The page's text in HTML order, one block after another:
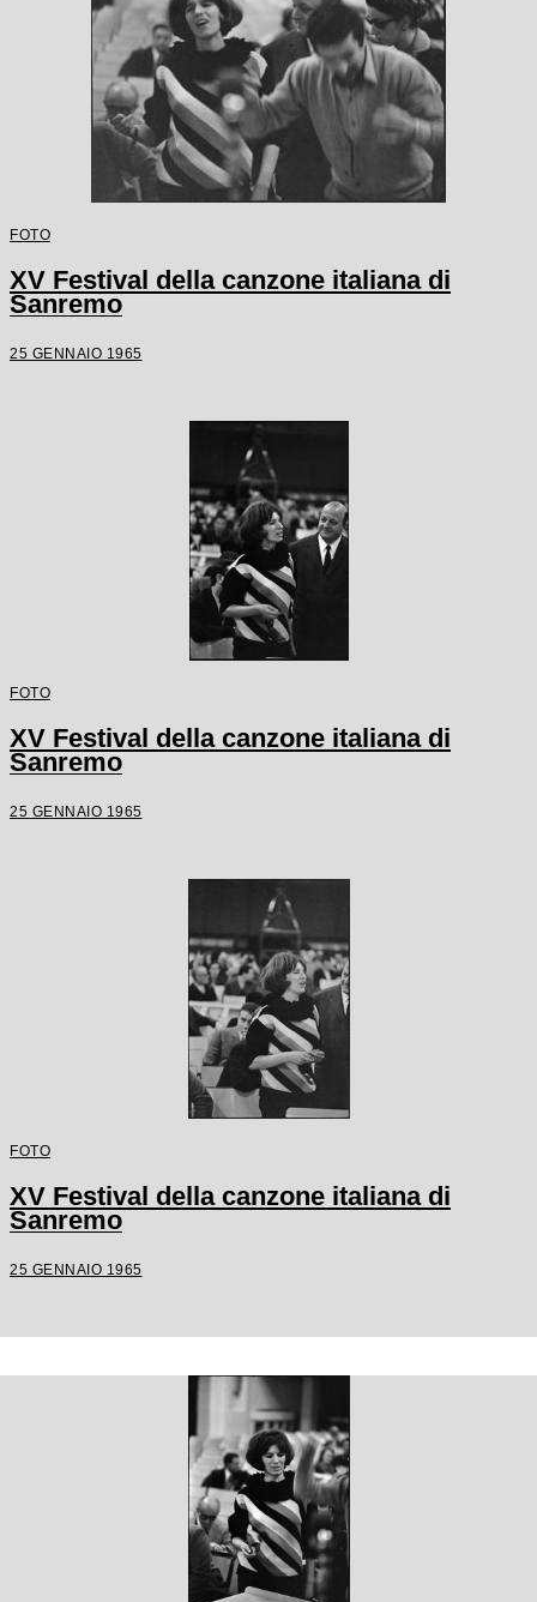
FOTO
XV Festival della canzone italiana di
Sanremo
25 GENNAIO 1965
FOTO
XV Festival della canzone italiana di
Sanremo
25 GENNAIO 1965
FOTO
XV Festival della canzone italiana di
Sanremo
25 GENNAIO 1965